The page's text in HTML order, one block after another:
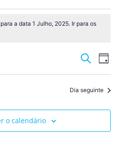
a data 1 Julho, 2025. Ir para os
de
e
Pesquisar
de
de
Dia
Dia seguinte
o calendário